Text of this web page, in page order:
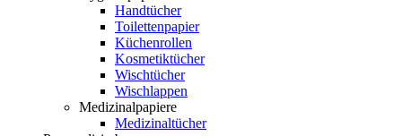
Handtücher
Toilettenpapier
Küchenrollen
Kosmetiktücher
Wischtücher
Wischlappen
Medizinalpapiere
Medizinaltücher